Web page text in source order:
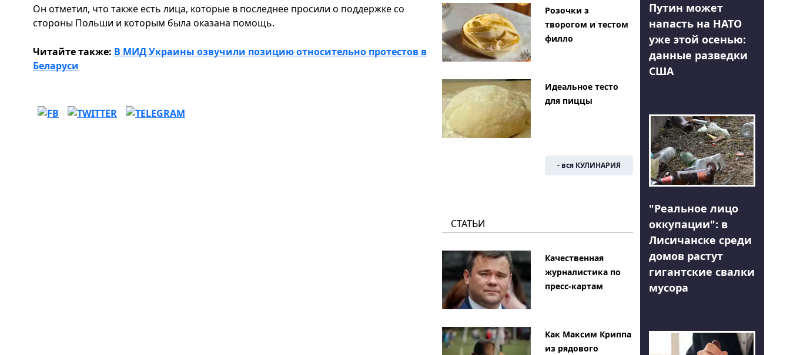
Он отметил, что также есть лица, которые в последнее просили о поддержке со
стороны Польши и которым была оказана помощь.
Читайте также: В МИД Украины озвучили позицию относительно протестов в
Беларуси
Розочки з
творогом и тестом
филло
Идеальное тесто
для пиццы
- вся КУЛИНАРИЯ
СТАТЬИ
Качественная
журналистика по
пресс-картам
Как Максим Криппа
из рядового
Путин может
напасть на НАТО
уже этой осенью:
данные разведки
США
"Реальное лицо
оккупации": в
Лисичанске среди
домов растут
гигантские свалки
мусора